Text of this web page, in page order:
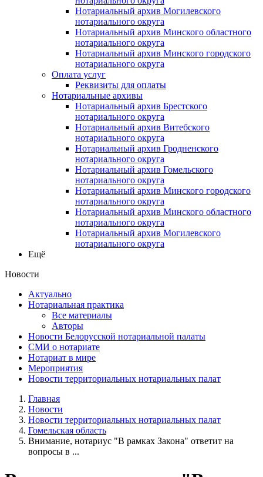
Нотариальный архив Могилевского
нотариального округа
Нотариальный архив Минского областного
нотариального округа
Нотариальный архив Минского городского
нотариального округа
Оплата услуг
Реквизиты для оплаты
Нотариальные архивы
Нотариальный архив Брестского
нотариального округа
Нотариальный архив Витебского
нотариального округа
Нотариальный архив Гродненского
нотариального округа
Нотариальный архив Гомельского
нотариального округа
Нотариальный архив Минского городского
нотариального округа
Нотариальный архив Минского областного
нотариального округа
Нотариальный архив Могилевского
нотариального округа
Ещё
Новости
Актуально
Нотариальная практика
Все материалы
Авторы
Новости Белорусской нотариальной палаты
СМИ о нотариате
Нотариат в мире
Мероприятия
Новости территориальных нотариальных палат
Главная
Новости
Новости территориальных нотариальных палат
Гомельская область
Внимание, нотариус "В рамках Закона" ответит на
вопросы в ...